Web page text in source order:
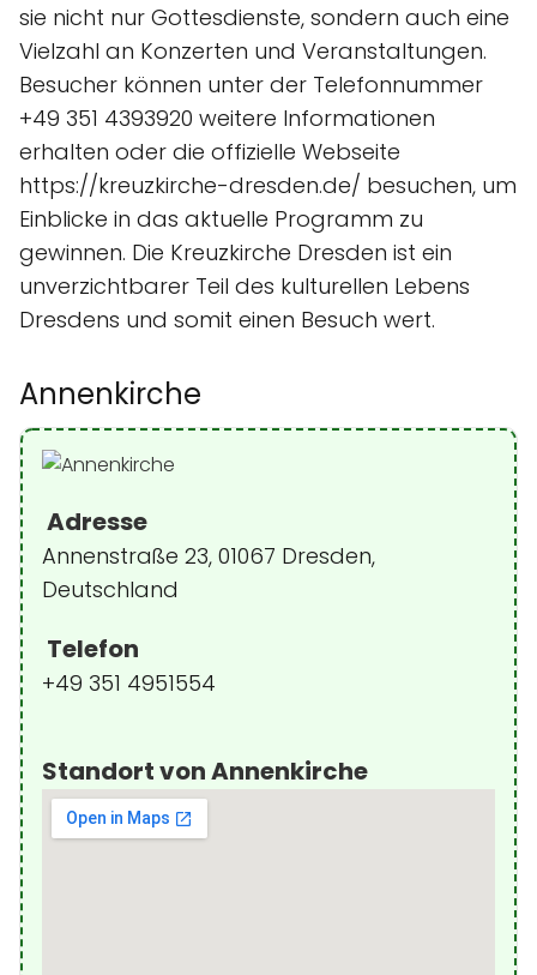
sie nicht nur Gottesdienste, sondern auch eine
Vielzahl an Konzerten und Veranstaltungen.
Besucher können unter der Telefonnummer
+49 351 4393920 weitere Informationen
erhalten oder die offizielle Webseite
https://kreuzkirche-dresden.de/ besuchen, um
Einblicke in das aktuelle Programm zu
gewinnen. Die Kreuzkirche Dresden ist ein
unverzichtbarer Teil des kulturellen Lebens
Dresdens und somit einen Besuch wert.
Annenkirche
Adresse
Annenstraße 23, 01067 Dresden,
Deutschland
Telefon
+49 351 4951554
Standort von Annenkirche